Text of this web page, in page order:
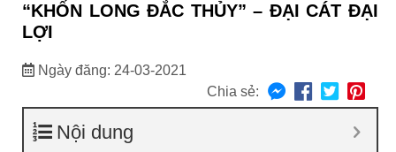
“KHỐN LONG ĐẮC THỦY” – ĐẠI CÁT ĐẠI
LỢI
Ngày đăng: 24-03-2021
Chia sẻ:
Nội dung